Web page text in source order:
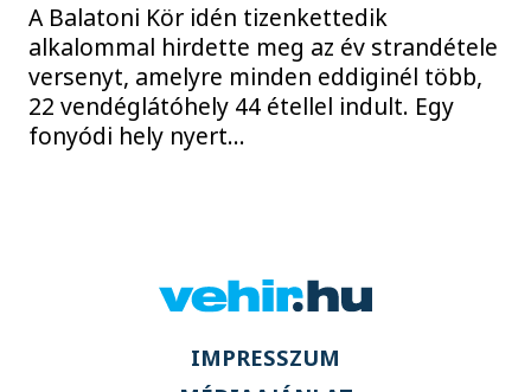
A Balatoni Kör idén tizenkettedik
alkalommal hirdette meg az év strandétele
versenyt, amelyre minden eddiginél több,
22 vendéglátóhely 44 étellel indult. Egy
fonyódi hely nyert...
IMPRESSZUM